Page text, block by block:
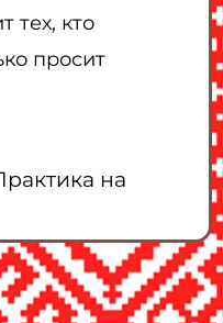
тех, кто
просит
на